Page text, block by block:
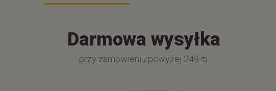
Darmowa wysyłka
przy zamówieniu powyżej 249 zł